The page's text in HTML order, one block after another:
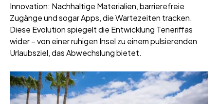
Innovation: Nachhaltige Materialien, barrierefreie
Zugänge und sogar Apps, die Wartezeiten tracken.
Diese Evolution spiegelt die Entwicklung Teneriffas
wider – von einer ruhigen Insel zu einem pulsierenden
Urlaubsziel, das Abwechslung bietet.